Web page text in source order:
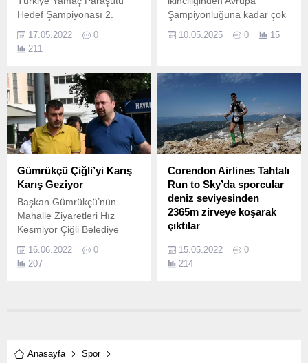
Hedef Şampiyonası 2.
17.05.2022
0
211
Şampiyonluğuna kadar çok
Bağcılar Belediyesi
anneliğiyle de dikkat
10.05.2025 0 15
Gümrükçü Çiğli’yi Karış
Karış Geziyor
Başkan Gümrükçü’nün
Mahalle Ziyaretleri Hız
Kesmiyor Çiğli Belediye
sorunların yerinde tespiti ve
bir an önce çözüme
16.06.2022
0
207
Corendon Airlines Tahtalı
Run to Sky’da sporcular
deniz seviyesinden
2365m zirveye koşarak
çıktılar
ve 2365m yükseklikteki
Tahtalı Dağı’nın zirvesinde
15.05.2022
0
214
Anasayfa
Spor